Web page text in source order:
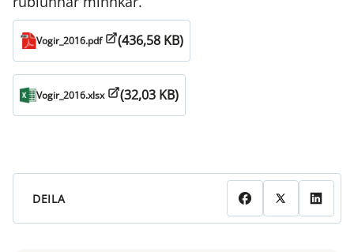
Vogir_2016.pdf (436,58 KB)
Vogir_2016.xlsx (32,03 KB)
DEILA